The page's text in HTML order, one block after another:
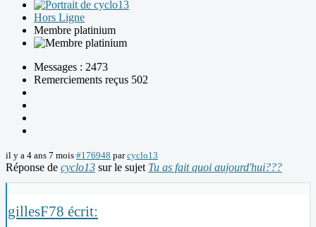
Hors Ligne
Membre platinium
Messages : 2473
Remerciements reçus 502
il y a 4 ans 7 mois #176948 parcyclo13
Réponse de cyclo13 sur le sujet Tu as fait quoi aujourd'hui???
gillesF78 écrit: